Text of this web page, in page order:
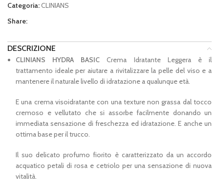
Categoria:CLINIANS
Share:
DESCRIZIONE
CLINIANS HYDRA BASIC Crema Idratante Leggera è il
trattamento ideale per aiutare a rivitalizzare la pelle del viso e a
mantenere il naturale livello di idratazione a qualunque età.
E una crema visoidratante con una texture non grassa dal tocco
cremoso e vellutato che si assorbe facilmente donando un
immediata sensazione di freschezza ed idratazione. E anche un
ottima base per il trucco.
Il suo delicato profumo fiorito è caratterizzato da un accordo
acquatico petali di rosa e cetriolo per una sensazione di nuova
vitalità.